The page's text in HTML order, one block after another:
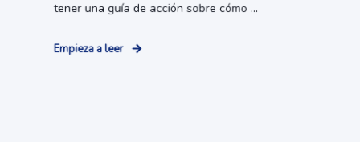
tener una guía de acción sobre cómo ...
Empieza a leer